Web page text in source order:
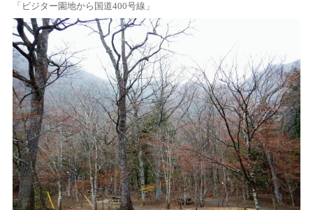
「ビジター園地から国道400号線」